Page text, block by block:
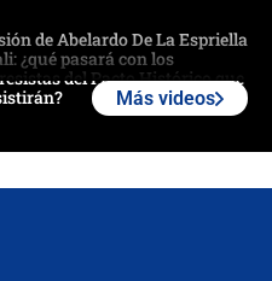
de Abelardo De La Espriella
¿qué pasará con los
del Pacto Histórico que
Más videos